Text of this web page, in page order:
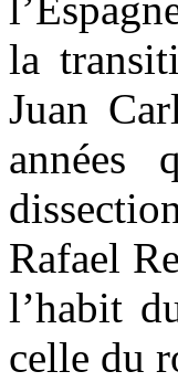
la
Juan
années
Rafael
l’habit
celle du